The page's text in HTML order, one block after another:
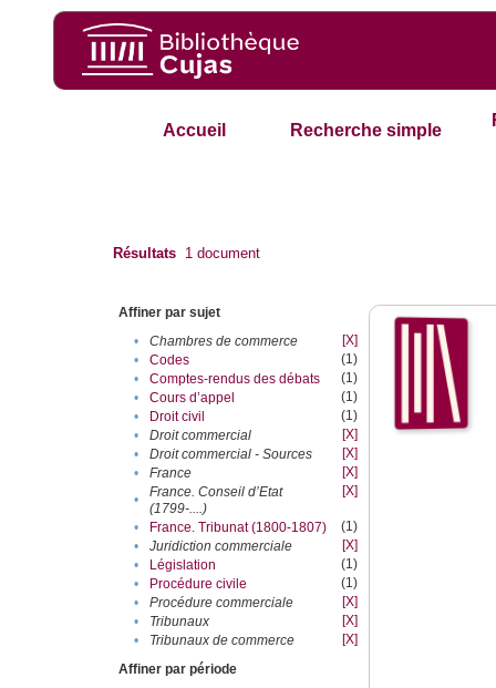
Accueil Recherche simple
Résultats 1 document
Affiner par sujet
•
Chambres de commerce
[X]
•
Codes
(1)
•
Comptes-rendus des débats
(1)
•
Cours d’appel
(1)
•
Droit civil
(1)
•
Droit commercial
[X]
•
Droit commercial - Sources
[X]
•
France
[X]
•
France. Conseil d’Etat
(1799-....)
[X]
• France. Tribunat (1800-1807)
(1)
•
Juridiction commerciale
[X]
•
Législation
(1)
•
Procédure civile
(1)
•
Procédure commerciale
[X]
•
Tribunaux
[X]
•
Tribunaux de commerce
[X]
Affiner par période